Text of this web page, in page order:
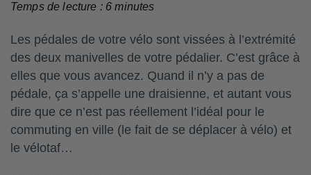
Temps de lecture : 6 minutes
Les pédales de votre vélo sont vissées à l’extrémité
des deux manivelles de votre pédalier. C’est grâce à
elles que vous avancez. Quand il n’y a pas de
pédale, ça s’appelle une draisienne, et autant vous
dire que ce n’est pas réellement l’idéal pour le
commuting en ville (le fait de se déplacer à vélo) et
le vélotaf…